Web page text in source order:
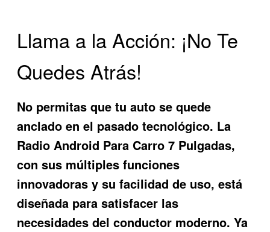
Llama a la Acción: ¡No Te
Quedes Atrás!
No permitas que tu auto se quede
anclado en el pasado tecnológico. La
Radio Android Para Carro 7 Pulgadas,
con sus múltiples funciones
innovadoras y su facilidad de uso, está
diseñada para satisfacer las
necesidades del conductor moderno. Ya